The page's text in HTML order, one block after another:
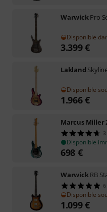
WarwickPro
Disponible
3.399€
Lakland
Disponible
1.966€
Marcus Miller
3
Disponible
698 €
WarwickRB
6
Disponible
1.099€